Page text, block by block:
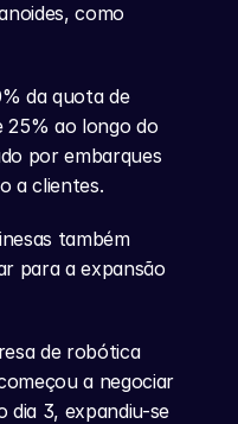
como
da quota de
25% ao longo do
por embarques
a clientes.
também
para a expansão
de robótica
a negociar
dia 3, expandiu-se